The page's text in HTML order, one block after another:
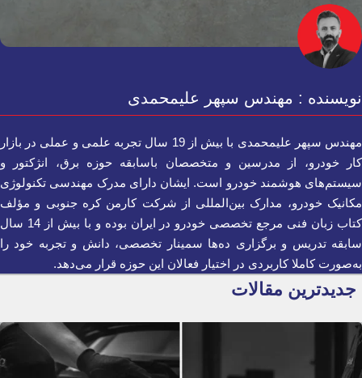
نویسنده : مهندس سپهر علیمحمدی
مهندس سپهر علیمحمدی با بیش از 19 سال تجربه علمی و عملی در بازار
کار خودرو، از مدرسین و متخصصان باسابقه حوزه برق، انژکتور و
سیستم‌های هوشمند خودرو است. ایشان دارای مدرک مهندسی تکنولوژی
مکانیک خودرو، مدارک بین‌المللی از شرکت کارمن کره جنوبی و مؤلف
کتاب زبان فنی مرجع تخصصی خودرو در ایران بوده و با بیش از 14 سال
سابقه تدریس و برگزاری ده‌ها سمینار تخصصی، دانش و تجربه خود را
به‌صورت کاملا کاربردی در اختیار فعالان این حوزه قرار می‌دهد.
جدیدترین مقالات